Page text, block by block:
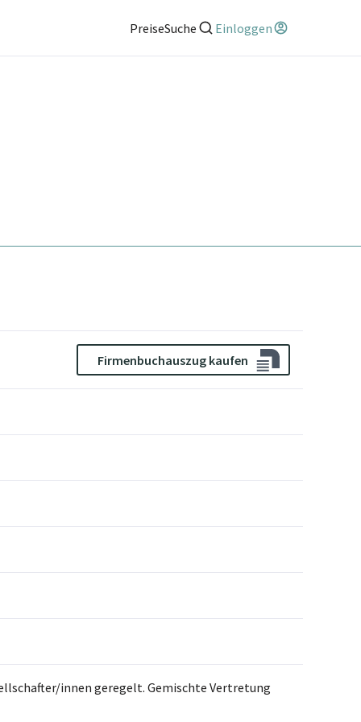
PreiseSuche Einloggen
Firmenbuchauszug kaufen
innen geregelt. Gemischte Vertretung